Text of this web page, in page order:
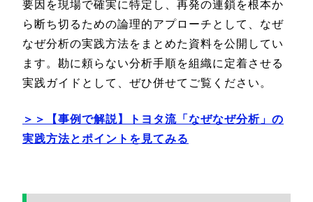
要因を現場で確実に特定し、再発の連鎖を根本か
ら断ち切るための論理的アプローチとして、なぜ
なぜ分析の実践方法をまとめた資料を公開してい
ます。勘に頼らない分析手順を組織に定着させる
実践ガイドとして、ぜひ併せてご覧ください。
＞＞【事例で解説】トヨタ流「なぜなぜ分析」の
実践方法とポイントを見てみる